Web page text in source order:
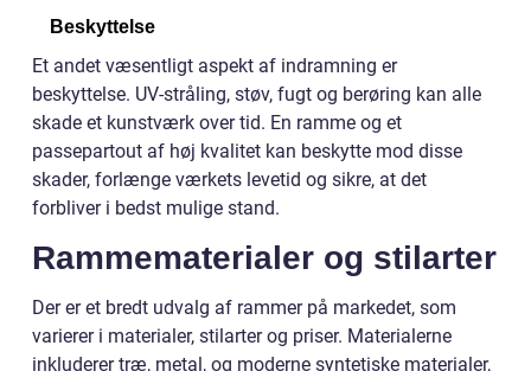
Beskyttelse
Et andet væsentligt aspekt af indramning er
beskyttelse. UV-stråling, støv, fugt og berøring kan alle
skade et kunstværk over tid. En ramme og et
passepartout af høj kvalitet kan beskytte mod disse
skader, forlænge værkets levetid og sikre, at det
forbliver i bedst mulige stand.
Rammematerialer og stilarter
Der er et bredt udvalg af rammer på markedet, som
varierer i materialer, stilarter og priser. Materialerne
inkluderer træ, metal, og moderne syntetiske materialer,